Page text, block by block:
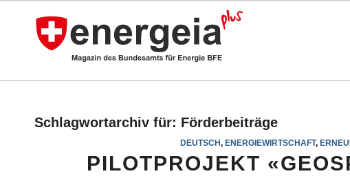
Schlagwortarchiv für: Förderbeiträge
DEUTSCH, ENERGIEWIRTSCHAFT,
PILOTPROJEKT